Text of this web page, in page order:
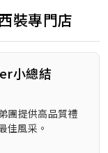
裝專門店
小總結
團提供高品質禮
佳風采。